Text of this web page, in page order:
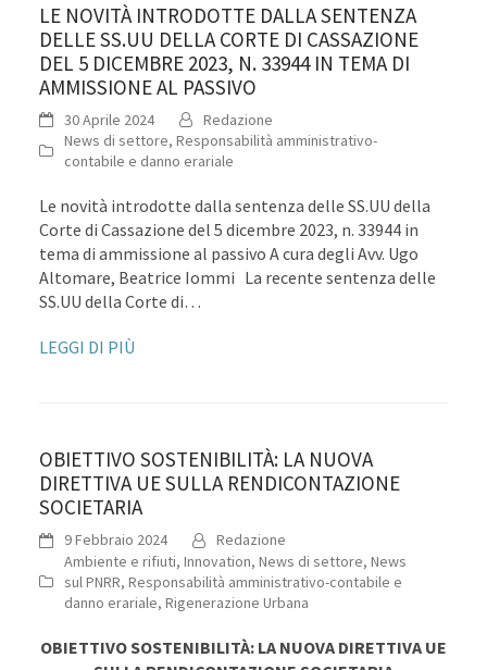
LE NOVITÀ INTRODOTTE DALLA SENTENZA
DELLE SS.UU DELLA CORTE DI CASSAZIONE
DEL 5 DICEMBRE 2023, N. 33944 IN TEMA DI
AMMISSIONE AL PASSIVO
30 Aprile 2024
Redazione
News di settore, Responsabilità amministrativo-
contabile e danno erariale
Le novità introdotte dalla sentenza delle SS.UU della
Corte di Cassazione del 5 dicembre 2023, n. 33944 in
tema di ammissione al passivo A cura degli Avv. Ugo
Altomare, Beatrice Iommi La recente sentenza delle
SS.UU della Corte di…
LEGGI DI PIÙ
OBIETTIVO SOSTENIBILITÀ: LA NUOVA
DIRETTIVA UE SULLA RENDICONTAZIONE
SOCIETARIA
9 Febbraio 2024
Redazione
Ambiente e rifiuti, Innovation, News di settore, News
sul PNRR, Responsabilità amministrativo-contabile e
danno erariale, Rigenerazione Urbana
OBIETTIVO SOSTENIBILITÀ: LA NUOVA DIRETTIVA UE